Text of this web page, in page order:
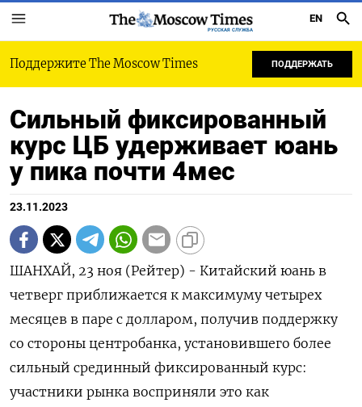
РУССКАЯ СЛУЖБА
EN
Поддержите The Moscow Times ПОДДЕРЖАТЬ
Сильный фиксированный
курс ЦБ удерживает юань
у пика почти 4мес
23.11.2023
ШАНХАЙ, 23 ноя (Рейтер) - Китайский юань в
четверг приближается к максимуму четырех
месяцев в паре с долларом, получив поддержку
со стороны центробанка, установившего более
сильный срединный фиксированный курс:
участники рынка восприняли это как